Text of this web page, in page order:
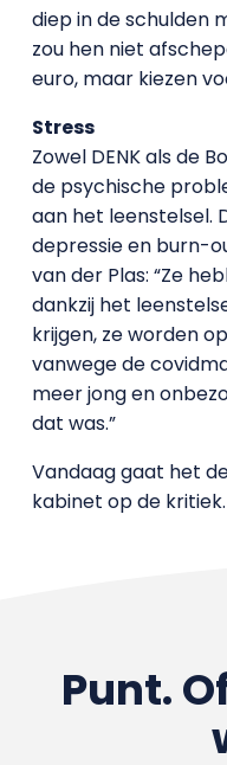
diep in de schulden
zou hen niet
euro, maar kiezen
Stress
Zowel DENK als de
de psychische
aan het leenstelsel.
depressie en burn-
van der Plas: “Ze
dankzij het
krijgen, ze worden
vanwege de
meer jong en
dat was.”
Vandaag gaat het
kabinet op de kritiek.
Punt.